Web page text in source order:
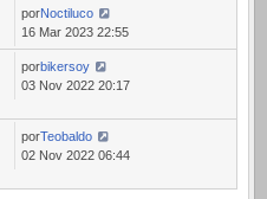
porNoctiluco
16 Mar 2023 22:55
porbikersoy
03 Nov 2022 20:17
porTeobaldo
02 Nov 2022 06:44